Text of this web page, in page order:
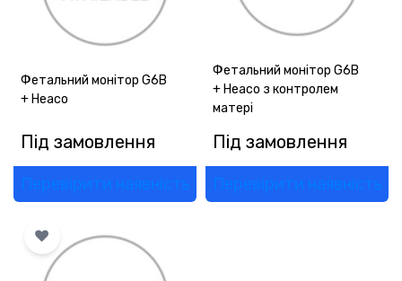
Фетальний монітор G6В
+ Heaco
Під замовлення
Перевірити наявність
Фетальний монітор G6В
+ Heaco з контролем
матері
Під замовлення
Перевірити наявність